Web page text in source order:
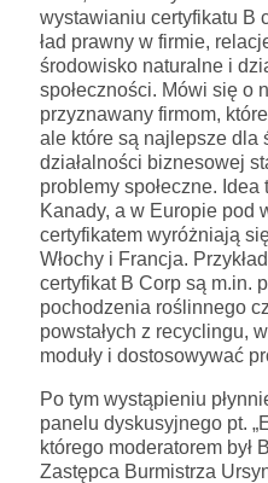
wystawianiu certyfikatu B
ład prawny w firmie,
środowisko naturalne i
społeczności. Mówi się o
przyznawany firmom,
ale które są najlepsze dla
działalności biznesowej
problemy społeczne.
Kanady, a w Europie pod
certyfikatem wyróżniają
Włochy i Francja.
certyfikat B Corp są m.in.
pochodzenia roślinnego
powstałych z recyclingu,
moduły i dostosowywać
Po tym wystąpieniu
panelu dyskusyjnego pt.
którego moderatorem był
Zastępca Burmistrza